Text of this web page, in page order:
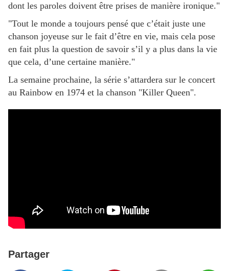
dont les paroles doivent être prises de manière ironique."
"Tout le monde a toujours pensé que c’était juste une
chanson joyeuse sur le fait d’être en vie, mais cela pose
en fait plus la question de savoir s’il y a plus dans la vie
que cela, d’une certaine manière."
La semaine prochaine, la série s’attardera sur le concert
au Rainbow en 1974 et la chanson "Killer Queen".
Partager